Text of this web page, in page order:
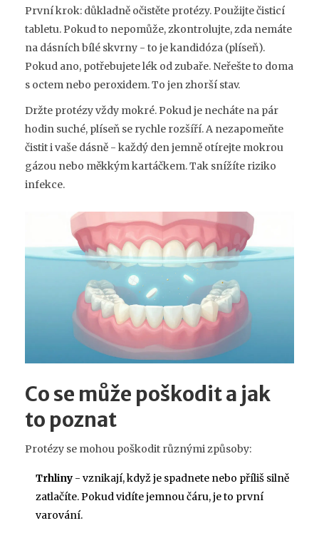
První krok: důkladně očistěte protézy. Použijte čisticí
tabletu. Pokud to nepomůže, zkontrolujte, zda nemáte
na dásních bílé skvrny - to je kandidóza (plíseň).
Pokud ano, potřebujete lék od zubaře. Neřešte to doma
s octem nebo peroxidem. To jen zhorší stav.
Držte protézy vždy mokré. Pokud je necháte na pár
hodin suché, plíseň se rychle rozšíří. A nezapomeňte
čistit i vaše dásně - každý den jemně otírejte mokrou
gázou nebo měkkým kartáčkem. Tak snížíte riziko
infekce.
Co se může poškodit a jak
to poznat
Protézy se mohou poškodit různými způsoby:
Trhliny - vznikají, když je spadnete nebo příliš silně
zatlačíte. Pokud vidíte jemnou čáru, je to první
varování.